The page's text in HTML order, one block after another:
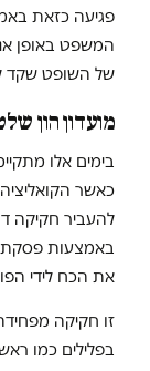
פגיעה כזאת
המשפט באופן
של השופט שקד
מועדון הון
בימים אלו
כאשר
להעביר חקיקה
באמצעות פסקת
את הכח לידי
זו חקיקה
בפלילים כמו